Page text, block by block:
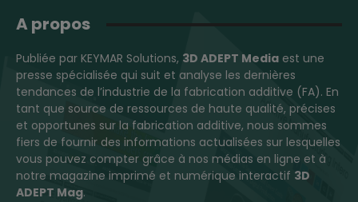
A propos
Publiée par KEYMAR Solutions, 3D ADEPT Media est une
presse spécialisée qui suit et analyse les dernières
tendances de l’industrie de la fabrication additive (FA). En
tant que source de ressources de haute qualité, précises
et opportunes sur la fabrication additive, nous sommes
fiers de fournir des informations actualisées sur lesquelles
vous pouvez compter grâce à nos médias en ligne et à
notre magazine imprimé et numérique interactif 3D
ADEPT Mag.